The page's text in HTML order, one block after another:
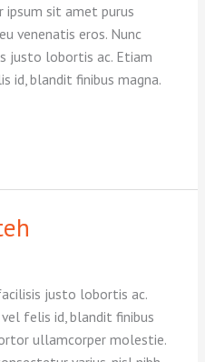
ipsum sit amet purus
venenatis eros. Nunc
justo lobortis ac. Etiam
id, blandit finibus magna.
justo lobortis ac.
felis id, blandit finibus
ullamcorper molestie.